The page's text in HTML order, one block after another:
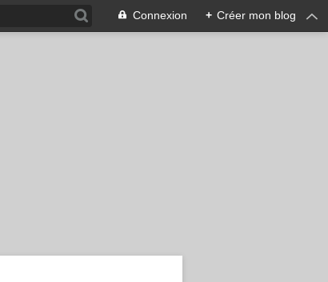
Connexion + Créer mon blog